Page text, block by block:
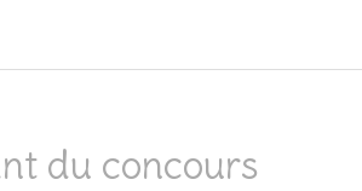
du concours